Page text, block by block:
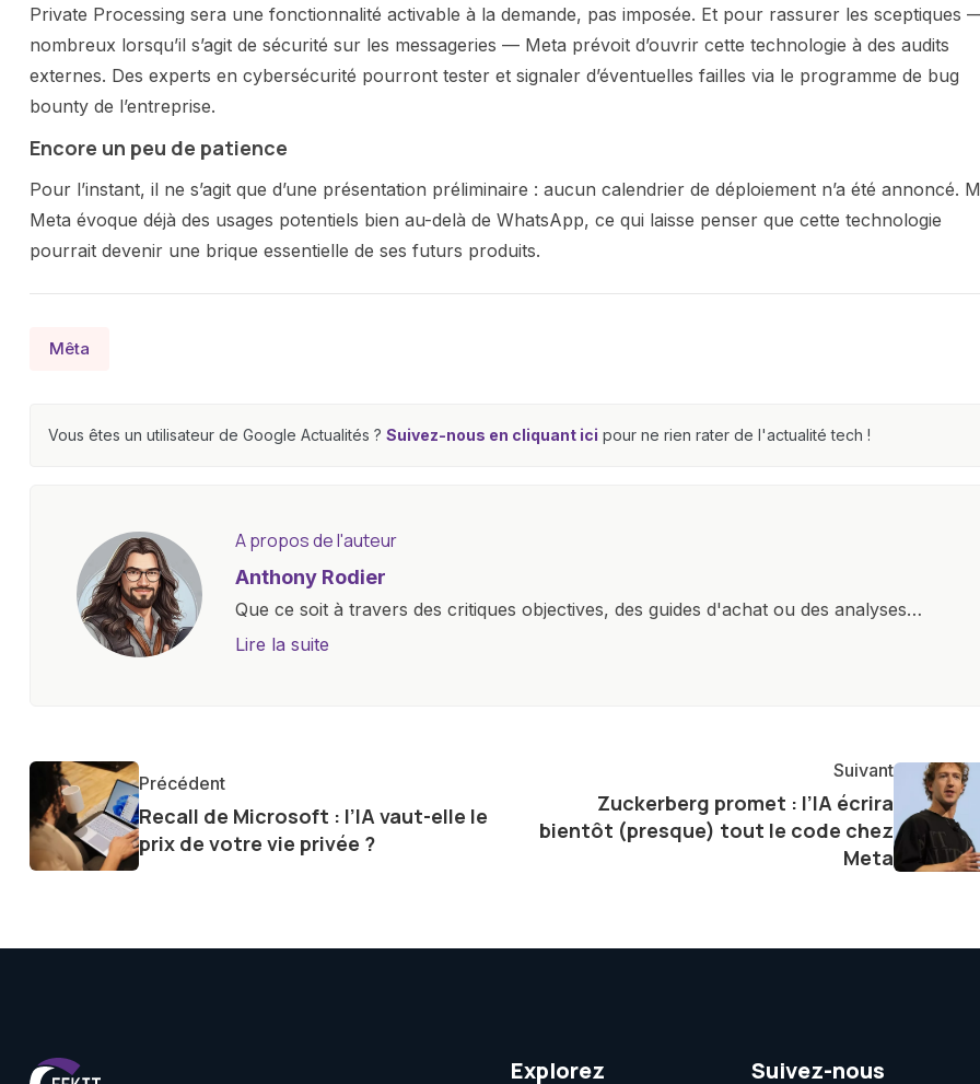
Private Processing sera une fonctionnalité activable à la demande, pas imposée. Et pour rassurer les sceptiques
nombreux lorsqu’il s’agit de sécurité sur les messageries — Meta prévoit d’ouvrir cette technologie à des audits
externes. Des experts en cybersécurité pourront tester et signaler d’éventuelles failles via le programme de bug
bounty de l’entreprise.
Encore un peu de patience
Pour l’instant, il ne s’agit que d’une présentation préliminaire : aucun calendrier de déploiement n’a été annoncé.
Meta évoque déjà des usages potentiels bien au-delà de WhatsApp, ce qui laisse penser que cette technologie
pourrait devenir une brique essentielle de ses futurs produits.
Mêta
Vous êtes un utilisateur de Google Actualités ? Suivez-nous en cliquant ici pour ne rien rater de l'actualité tech !
A propos de l'auteur
Anthony Rodier
Que ce soit à travers des critiques objectives, des guides d'achat ou des analyses
approfondies, je m'efforce de rendre la technologie accessible à tous, en démystifiant
Lire la suite
Précédent
Recall de Microsoft : l’IA vaut-elle le
prix de votre vie privée ?
Suivant
Zuckerberg promet : l’IA écrira
bientôt (presque) tout le code chez
Meta
Explorez Suivez-nous